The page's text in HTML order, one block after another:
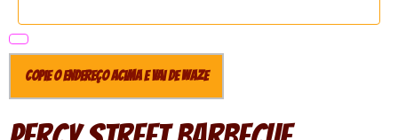
Copie o endereço acima e vai de Waze